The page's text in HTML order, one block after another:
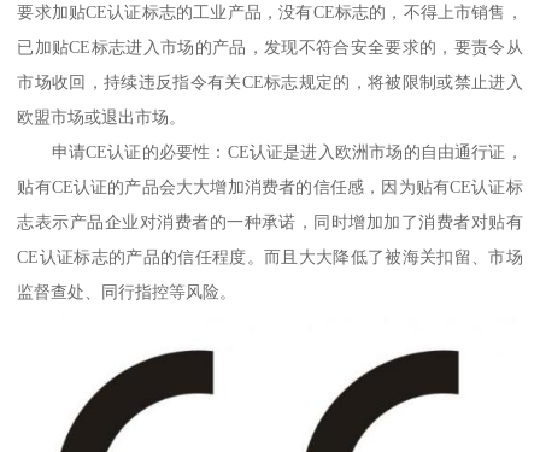
要求加贴CE认证标志的工业产品，没有CE标志的，不得上市销售，
已加贴CE标志进入市场的产品，发现不符合安全要求的，要责令从
市场收回，持续违反指令有关CE标志规定的，将被限制或禁止进入
欧盟市场或退出市场。
申请CE认证的必要性：CE认证是进入欧洲市场的自由通行证，
贴有CE认证的产品会大大增加消费者的信任感，因为贴有CE认证标
志表示产品企业对消费者的一种承诺，同时增加加了消费者对贴有
CE认证标志的产品的信任程度。而且大大降低了被海关扣留、市场
监督查处、同行指控等风险。